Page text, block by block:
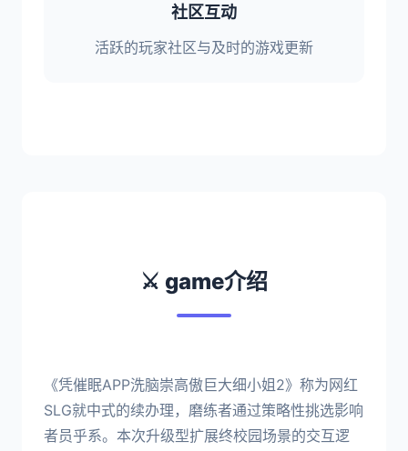
社区互动
活跃的玩家社区与及时的游戏更新
⚔️ game介绍
《凭催眠APP洗脑崇高傲巨大细小姐2》称为网红
SLG就中式的续办理，磨练者通过策略性挑选影响
者员乎系。本次升级型扩展终校园场景的交互逻